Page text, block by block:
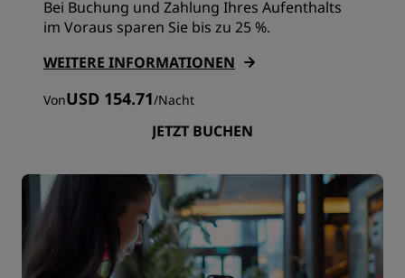
Bei Buchung und Zahlung Ihres Aufenthalts
im Voraus sparen Sie bis zu 25 %.
WEITERE INFORMATIONEN
VonUSD 154.71/Nacht
JETZT BUCHEN